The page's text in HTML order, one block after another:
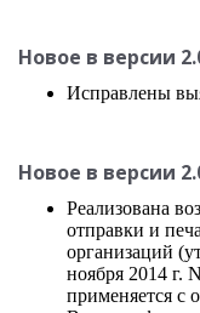
Новое в версии
Исправлены
Новое в версии
Реализована
отправки и
организаций
ноября 2014 г.
применяется с